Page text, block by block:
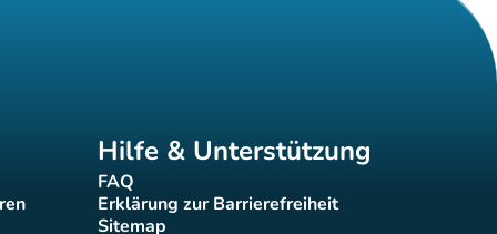
Hilfe & Unterstützung
FAQ(new tab)
Erklärung zur Barrierefreiheit
(new tab)
Sitemap